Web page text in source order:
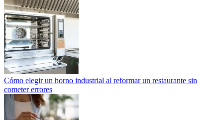
Cómo elegir un horno industrial al reformar un restaurante sin
cometer errores